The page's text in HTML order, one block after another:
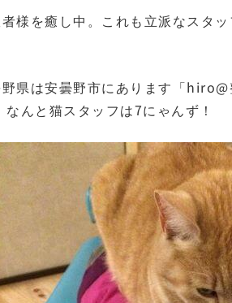
様を癒し中。これも立派なスタ
県は安曇野市にあります「
なんと猫スタッフは7にゃんず！